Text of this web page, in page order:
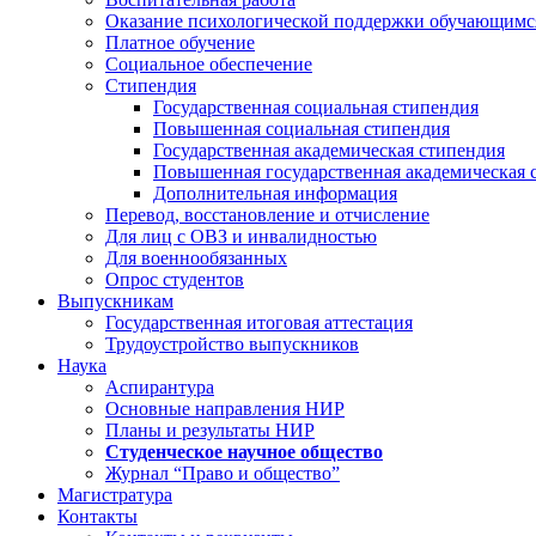
Оказание психологической поддержки
Платное обучение
Социальное обеспечение
Стипендия
Государственная социальная стипендия
Повышенная социальная стипендия
Государственная академическая стипендия
Повышенная государственная академическая
Дополнительная информация
Перевод, восстановление и отчисление
Для лиц с ОВЗ и инвалидностью
Для военнообязанных
Опрос студентов
Выпускникам
Государственная итоговая аттестация
Трудоустройство выпускников
Наука
Аспирантура
Основные направления НИР
Планы и результаты НИР
Студенческое научное общество
Журнал “Право и общество”
Магистратура
Контакты